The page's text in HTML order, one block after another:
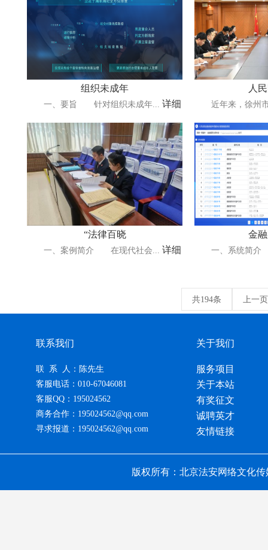
组织未成年
一、要旨 针对组织未成年... 详细
人
近年来，徐州市
“法律百晓
一、案例简介 在现代社会... 详细
金
一、系统简介
共194条 上一页
联系我们
联 系 人：陈先生
客服电话：010-67046081
客服QQ：195024562
商务合作：195024562@qq.com
寻求报道：195024562@qq.com
关于我们
服务项目
关于本站
有奖征文
诚聘英才
友情链接
版权所有：北京法安网络文化